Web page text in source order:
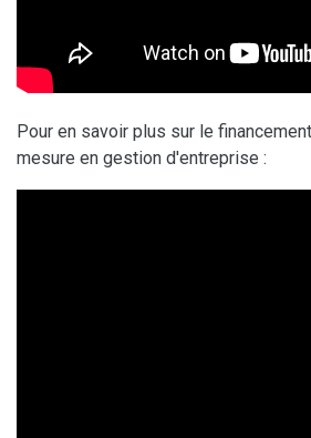
Pour en savoir plus sur le
mesure en gestion d'entreprise :